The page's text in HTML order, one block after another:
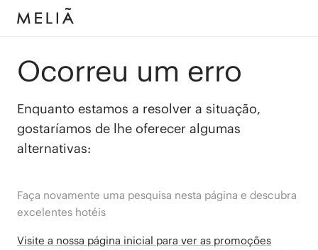
Ocorreu um erro
Enquanto estamos a resolver a situação,
gostaríamos de lhe oferecer algumas
alternativas:
Faça novamente uma pesquisa nesta página e descubra
excelentes hotéis
Visite a nossa página inicial para ver as promoções